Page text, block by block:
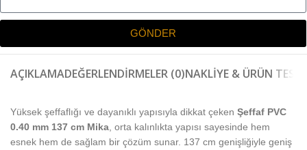
GÖNDER
AÇIKLAMADEĞERLENDIRMELER (0)NAKLIYE & ÜRÜN
Yüksek şeffaflığı ve dayanıklı yapısıyla dikkat çeken Şeffaf PVC
0.40 mm 137 cm Mika , orta kalınlıkta yapısı sayesinde hem
esnek hem de sağlam bir çözüm sunar. 137 cm genişliğiyle geniş